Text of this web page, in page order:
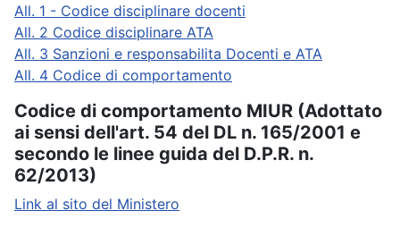
All. 1 - Codice disciplinare docenti
All. 2 Codice disciplinare ATA
All. 3 Sanzioni e responsabilita Docenti e ATA
All. 4 Codice di comportamento
Codice di comportamento MIUR (Adottato
ai sensi dell'art. 54 del DL n. 165/2001 e
secondo le linee guida del D.P.R. n.
62/2013)
Link al sito del Ministero